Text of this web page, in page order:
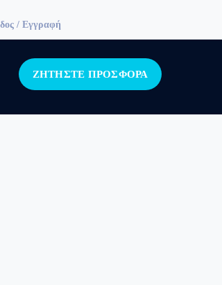
/ Εγγραφή
ΖΗΤΗΣΤΕ ΠΡΟΣΦΟΡΑ